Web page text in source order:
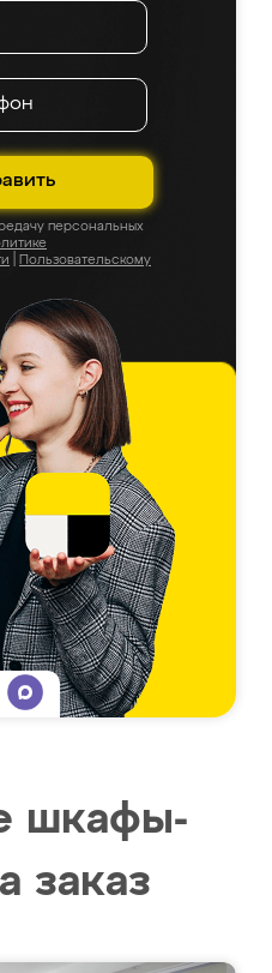
персональных
Пользовательскому
шкафы-
заказ